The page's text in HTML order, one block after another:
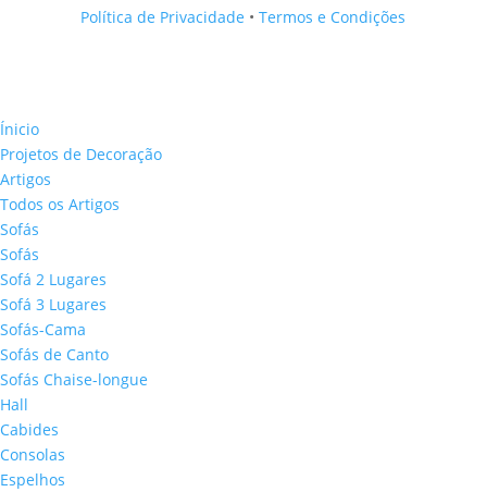
Política de Privacidade •Termos e Condições
Ínicio
Projetos de Decoração
Artigos
Todos os Artigos
Sofás
Sofás
Sofá 2 Lugares
Sofá 3 Lugares
Sofás-Cama
Sofás de Canto
Sofás Chaise-longue
Hall
Cabides
Consolas
Espelhos